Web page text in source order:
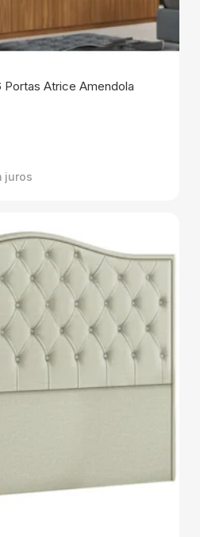
Portas Atrice Amendola